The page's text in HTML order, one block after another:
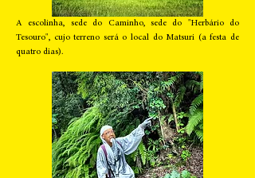
A escolinha, sede do Caminho, sede do "Herbário do
Tesouro", cujo terreno será o local do Matsuri (a festa de
quatro dias).